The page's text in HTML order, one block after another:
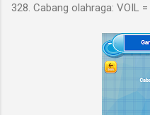
328. Cabang olahraga: VOIL =